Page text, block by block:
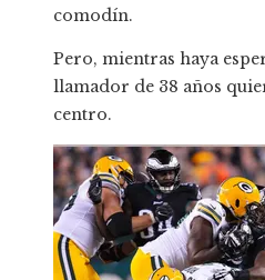
comodín.
Pero, mientras haya
llamador de 38 años
centro.